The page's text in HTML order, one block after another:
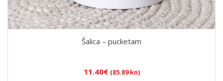
Šalica – pucketam
11.40€ (85.89 kn)